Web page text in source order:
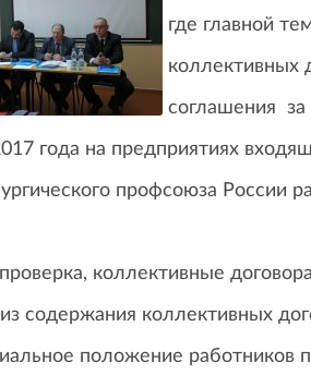
где главной
коллективных
соглашения за
года на предприятиях
профсоюза России
коллективные
содержания коллективных
положение работников